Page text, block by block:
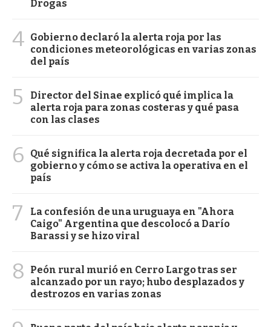
Drogas
4 Gobierno declaró la alerta roja por las
condiciones meteorológicas en varias zonas
del país
5
Director del Sinae explicó qué implica la
alerta roja para zonas costeras y qué pasa
con las clases
6
Qué significa la alerta roja decretada por el
gobierno y cómo se activa la operativa en el
país
7
La confesión de una uruguaya en "Ahora
Caigo" Argentina que descolocó a Darío
Barassi y se hizo viral
8
Peón rural murió en Cerro Largo tras ser
alcanzado por un rayo; hubo desplazados y
destrozos en varias zonas